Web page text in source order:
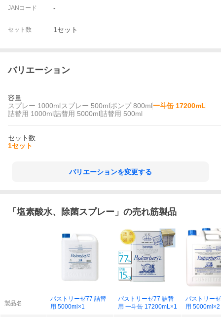
JANコード -
セット数 1セット
バリエーション
容量
スプレー 1000ml スプレー 500mlポンプ 800ml一斗缶 17200mL
詰替用 1000ml詰替用 5000ml詰替用 500ml
セット数
1セット
バリエーションを変更する
「 塩素酸水、除菌スプレー 」の売れ筋製品
製品名
パストリーゼ77 詰替
用 5000ml×1
パストリーゼ77 詰替
用 一斗缶 17200mL×1
パストリー
用 5000ml×2